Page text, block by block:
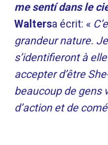
me sentí dans le
Waltersa écrit: «
grandeur nature.
s’identifieront à
accepter d’être
beaucoup de gens
d’action et de